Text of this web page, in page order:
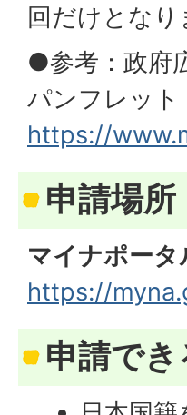
回だけとなり
●参考：政府
パンフレット
https://
申請場所
マイナポータ
https://
申請でき